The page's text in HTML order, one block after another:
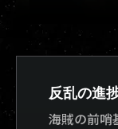
反乱の進
海賊の前哨